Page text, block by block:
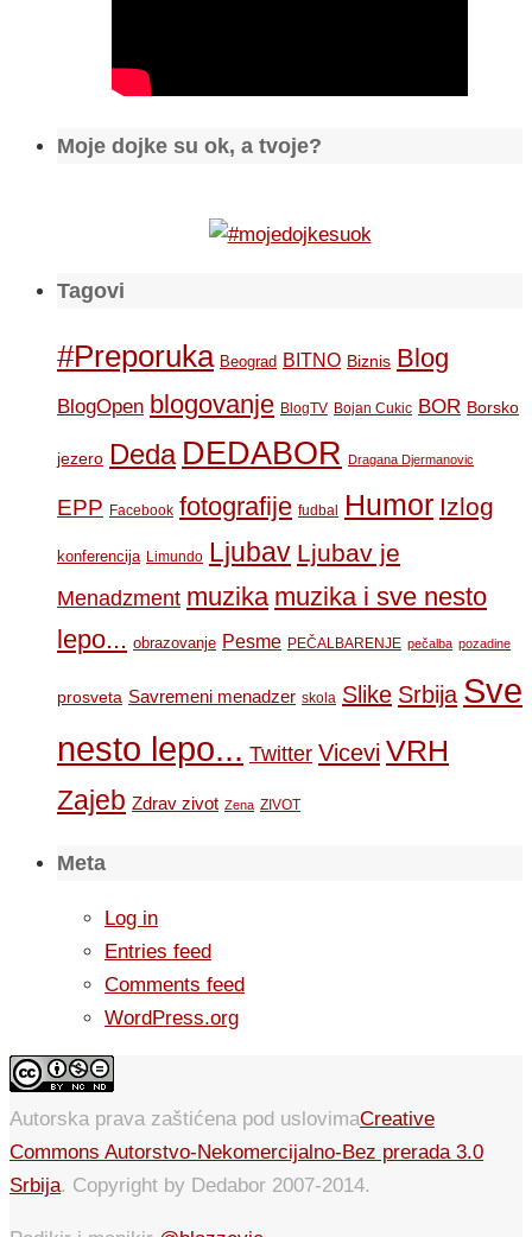
Moje dojke su ok, a tvoje?
Tagovi
#Preporuka Beograd BITNO Biznis Blog
BlogOpen blogovanje BlogTV Bojan Cukic BOR Borsko
jezero Deda DEDABOR Dragana Djermanovic
EPP Facebook fotografije fudbal Humor Izlog
konferencija Limundo Ljubav Ljubav je
Menadzment muzika muzika i sve nesto
lepo... obrazovanje Pesme PEČALBARENJE pečalba pozadine
prosveta Savremeni menadzer skola Slike Srbija Sve
nesto lepo... Twitter Vicevi VRH
Zajeb Zdrav zivot Zena ZIVOT
Meta
Log in
Entries feed
Comments feed
WordPress.org
Autorska prava zaštićena pod uslovimaCreative
Commons Autorstvo-Nekomercijalno-Bez prerada 3.0
Srbija. Copyright by Dedabor 2007-2014.